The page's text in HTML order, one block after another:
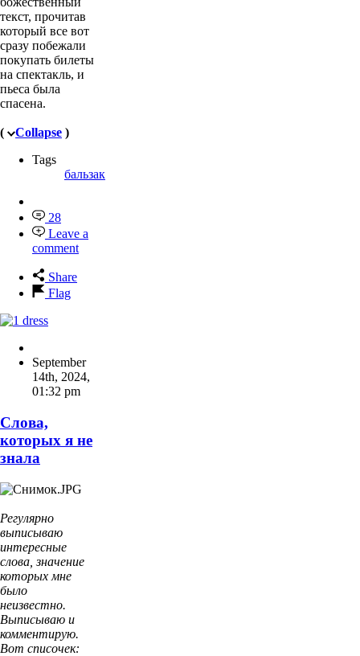
текст, прочитав
который все вот
сразу побежали
покупать билеты
на спектакль, и
пьеса была
спасена.
( Collapse )
Tags
бальзак
28
Leave a
comment
Share
Flag
September
14th, 2024,
01:32 pm
Слова,
которых я не
знала
Регулярно
выписываю
интересные
слова, значение
которых мне
было
неизвестно.
Выписываю и
комментирую.
Вот списочек: